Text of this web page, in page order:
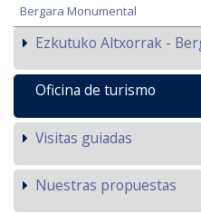
Bergara Monumental
Ezkutuko Altxorrak -
Oficina de turismo
Visitas guiadas
Nuestras propuestas